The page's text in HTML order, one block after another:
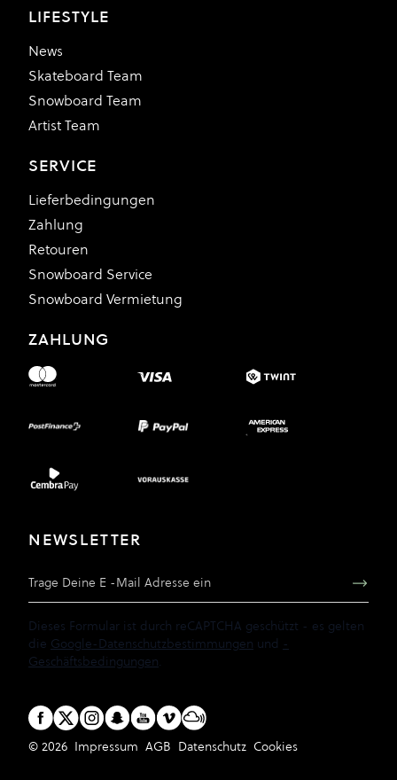
LIFESTYLE
News
Skateboard Team
Snowboard Team
Artist Team
SERVICE
Lieferbedingungen
Zahlung
Retouren
Snowboard Service
Snowboard Vermietung
ZAHLUNG
NEWSLETTER
Dieses Formular ist durch reCAPTCHA geschützt - es gelten
die Google-Datenschutzbestimmungen und -
Geschäftsbedingungen.
© 2026 Impressum AGB Datenschutz Cookies